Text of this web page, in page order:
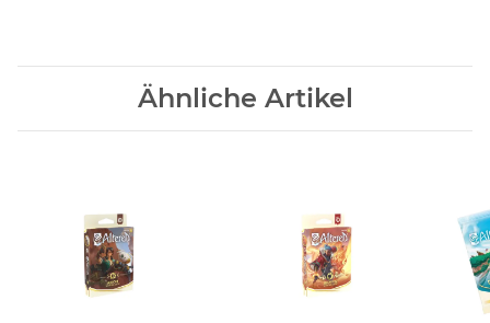
Ähnliche Artikel